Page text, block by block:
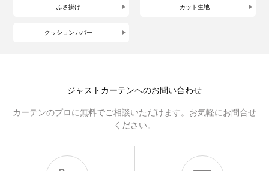
ふさ掛け カット生地
クッションカバー
ジャストカーテンへのお問い合わせ
カーテンのプロに無料でご相談いただけます。お気軽にお問合せ
ください。